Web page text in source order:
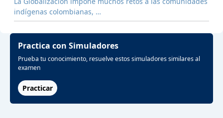
indígenas colombianas, …
Practica con Simuladores
Prueba tu conocimiento, resuelve estos simuladores similares al
examen
Practicar